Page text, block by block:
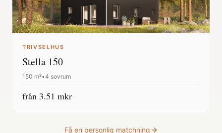
TRIVSELHUS
Stella 150
150 m²•4 sovrum
från 3.51 mkr
Få en personlig matchning